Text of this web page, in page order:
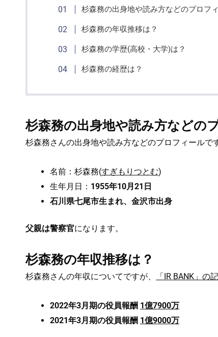
杉森務の出身地や読み方などのプロフ
杉森務の年収推移は？
杉森務の学歴(高校・大学)は？
杉森務の経歴は？
杉森務の出身地や読み方などの
杉森務さんの出身地や読み方などのプロフィールで
名前：杉森務(すぎもりつとむ)
生年月日： 1955年10月21日
石川県七尾市生まれ、金沢市出身
父親は警察官になります。
杉森務の年収推移は？
杉森務さんの年収についてですが、 「IR BANK」の
2022年3月期の役員報酬 1億7900万
2021年3月期の役員報酬 1億9000万